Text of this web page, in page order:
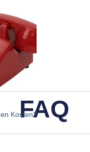
FAQ
Kosten?